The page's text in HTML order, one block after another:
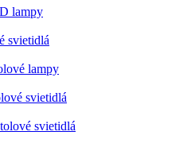
lampy
svietidlá
lampy
svietidlá
svietidlá